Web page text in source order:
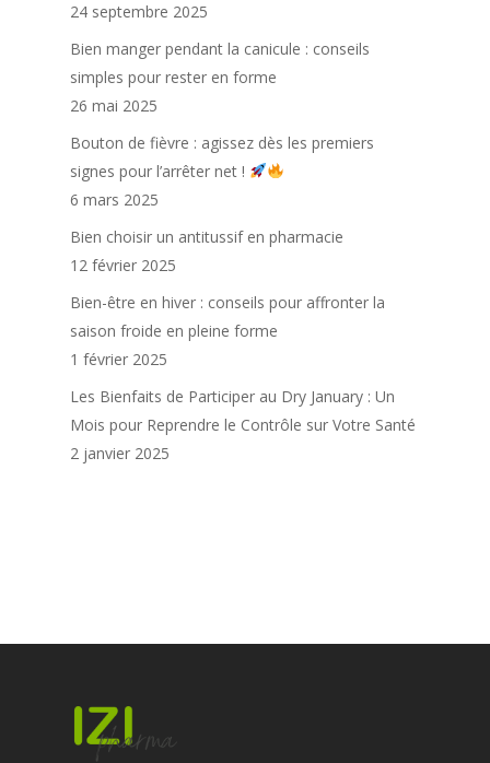
24 septembre 2025
Bien manger pendant la canicule : conseils
simples pour rester en forme
26 mai 2025
Bouton de fièvre : agissez dès les premiers
signes pour l’arrêter net !
6 mars 2025
Bien choisir un antitussif en pharmacie
12 février 2025
Bien-être en hiver : conseils pour affronter la
saison froide en pleine forme
1 février 2025
Les Bienfaits de Participer au Dry January : Un
Mois pour Reprendre le Contrôle sur Votre Santé
2 janvier 2025